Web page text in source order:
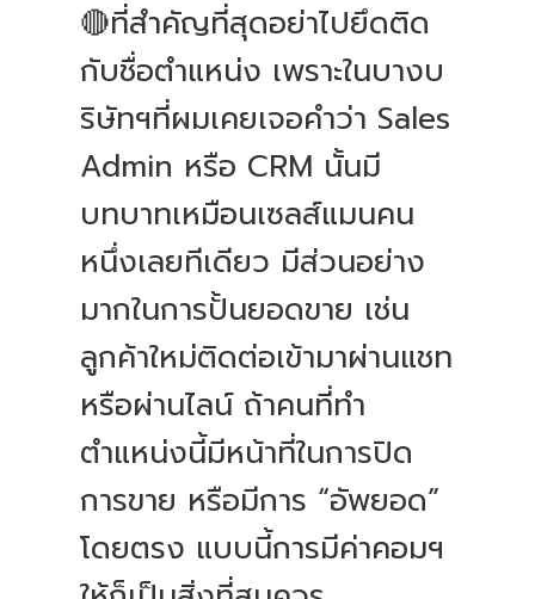
🔴ที่สำคัญที่สุดอย่าไปยึดติด
กับชื่อตำแหน่ง เพราะในบางบ
ริษัทฯที่ผมเคยเจอคำว่า Sales
Admin หรือ CRM นั้นมี
บทบาทเหมือนเซลส์แมนคน
หนึ่งเลยทีเดียว มีส่วนอย่าง
มากในการปั้นยอดขาย เช่น
ลูกค้าใหม่ติดต่อเข้ามาผ่านแชท
หรือผ่านไลน์ ถ้าคนที่ทำ
ตำแหน่งนี้มีหน้าที่ในการปิด
การขาย หรือมีการ “อัพยอด”
โดยตรง แบบนี้การมีค่าคอมฯ